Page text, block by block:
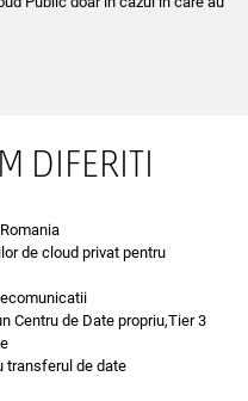
DIFERITI
de cloud privat pentru
Centru de Date propriu,Tier 3
transferul de date